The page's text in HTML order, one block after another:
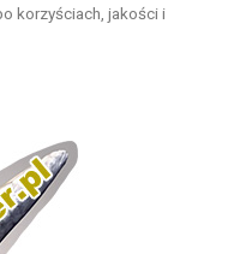
korzyściach, jakości i